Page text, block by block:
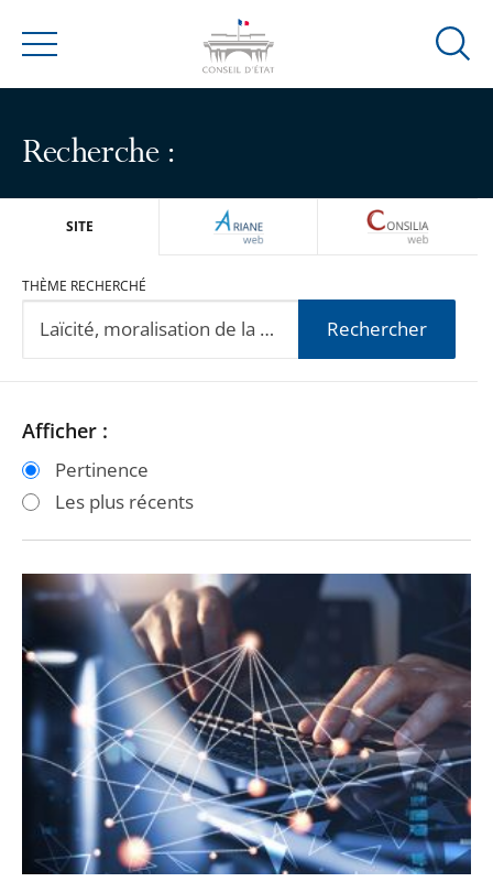
Menu
Ouvrir
Recherche :
SITE ARIANEWEB
THÈME RECHERCHÉ
Rechercher
Passer
les
filtres
après
Passer
les
filtres
avant
Afficher :
Pertinence
Les plus récents
Intelligence
artificielle
et
action
publique
construire
confiance,
servir